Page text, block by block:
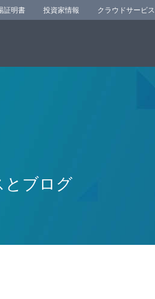
証明書 投資家情報 クラウドサービス
とブログ